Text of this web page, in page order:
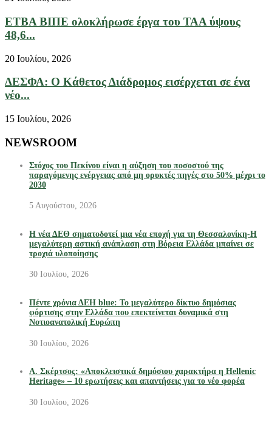
ΕΤΒΑ ΒΙΠΕ ολοκλήρωσε έργα του ΤΑΑ ύψους
48,6...
20 Ιουλίου, 2026
ΔΕΣΦΑ: Ο Κάθετος Διάδρομος εισέρχεται σε ένα
νέο...
15 Ιουλίου, 2026
NEWSROOM
Στόχος του Πεκίνου είναι η αύξηση του ποσοστού της
παραγόμενης ενέργειας από μη ορυκτές πηγές στο 50% μέχρι το
2030
5 Αυγούστου, 2026
Η νέα ΔΕΘ σηματοδοτεί μια νέα εποχή για τη Θεσσαλονίκη-Η
μεγαλύτερη αστική ανάπλαση στη Βόρεια Ελλάδα μπαίνει σε
τροχιά υλοποίησης
30 Ιουλίου, 2026
Πέντε χρόνια ΔΕΗ blue: Το μεγαλύτερο δίκτυο δημόσιας
φόρτισης στην Ελλάδα που επεκτείνεται δυναμικά στη
Νοτιοανατολική Ευρώπη
30 Ιουλίου, 2026
Α. Σκέρτσος: «Αποκλειστικά δημόσιου χαρακτήρα η Hellenic
Heritage» – 10 ερωτήσεις και απαντήσεις για το νέο φορέα
30 Ιουλίου, 2026